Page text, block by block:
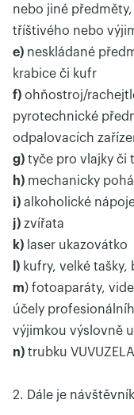
nebo jiné
tříštivého nebo
e) neskládané
krabice či kufr
f) ohňostroj/
pyrotechnické
odpalovacích
g) tyče pro vlajky či
h) mechanicky
i) alkoholické
j) zvířata
k) laser ukazovátko
l) kufry, velké tašky,
m) fotoaparáty,
účely
výjimkou výslovně
n) trubku VUVUZELA
2. Dále je